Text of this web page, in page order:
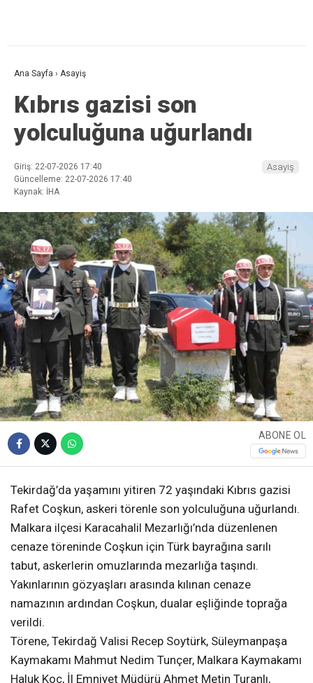
Ana Sayfa › Asayiş
Kıbrıs gazisi son
yolculuğuna uğurlandı
Giriş: 22-07-2026 17:40
Güncelleme: 22-07-2026 17:40
Kaynak: İHA
Asayiş
ABONE OL
Tekirdağ’da yaşamını yitiren 72 yaşındaki Kıbrıs gazisi
Rafet Coşkun, askeri törenle son yolculuğuna uğurlandı.
Malkara ilçesi Karacahalil Mezarlığı’nda düzenlenen
cenaze töreninde Coşkun için Türk bayrağına sarılı
tabut, askerlerin omuzlarında mezarlığa taşındı.
Yakınlarının gözyaşları arasında kılınan cenaze
namazının ardından Coşkun, dualar eşliğinde toprağa
verildi.
Törene, Tekirdağ Valisi Recep Soytürk, Süleymanpaşa
Kaymakamı Mahmut Nedim Tunçer, Malkara Kaymakamı
Haluk Koç, İl Emniyet Müdürü Ahmet Metin Turanlı,